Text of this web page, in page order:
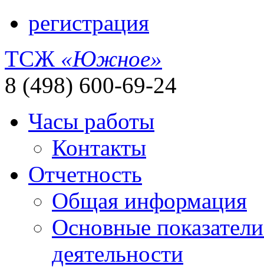
регистрация
ТСЖ «Южное»
8 (498) 600-69-24
Часы работы
Контакты
Отчетность
Общая информация
Основные
деятельности